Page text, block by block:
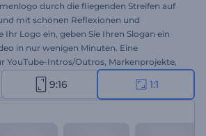
durch die fliegenden Streifen auf
mit schönen Reflexionen und
Ihr Logo ein, geben Sie Ihren Slogan ein
in nur wenigen Minuten. Eine
YouTube-Intros/Outros, Markenprojekte,
und vieles mehr. Probieren Sie
9:16 1:1